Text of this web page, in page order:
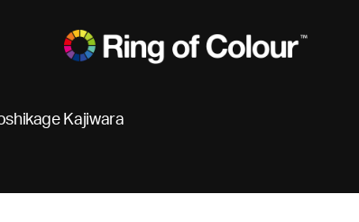
Kajiwara